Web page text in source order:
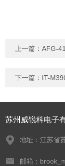
上一篇：AFG-
下一篇： IT-
苏州威锐科电子
地址：江苏省
邮箱：